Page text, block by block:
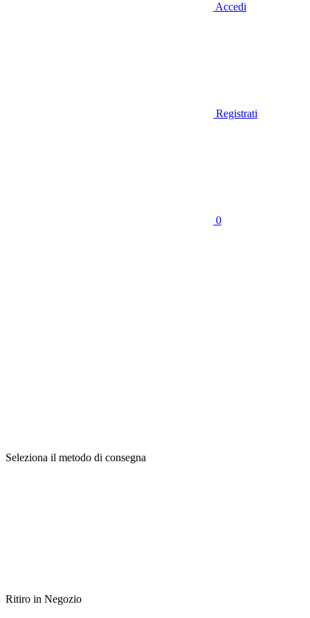
Accedi
Registrati
0
Seleziona il metodo di consegna
Ritiro in Negozio